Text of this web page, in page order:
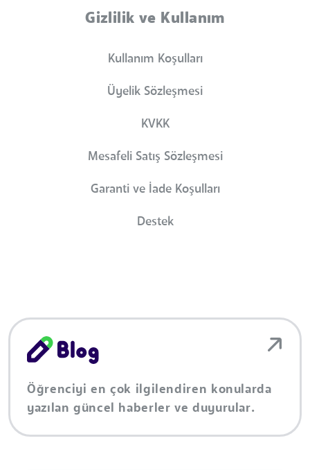
Gizlilik ve Kullanım
Kullanım Koşulları
Üyelik Sözleşmesi
KVKK
Mesafeli Satış Sözleşmesi
Garanti ve İade Koşulları
Destek
Öğrenciyi en çok ilgilendiren konularda
yazılan güncel haberler ve duyurular.